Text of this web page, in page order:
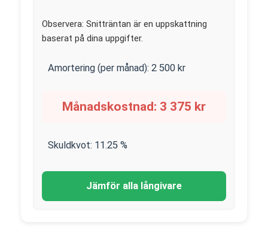
Observera: Snitträntan är en uppskattning
baserat på dina uppgifter.
Amortering (per månad): 2 500 kr
Månadskostnad: 3 375 kr
Skuldkvot: 11.25 %
Jämför alla långivare